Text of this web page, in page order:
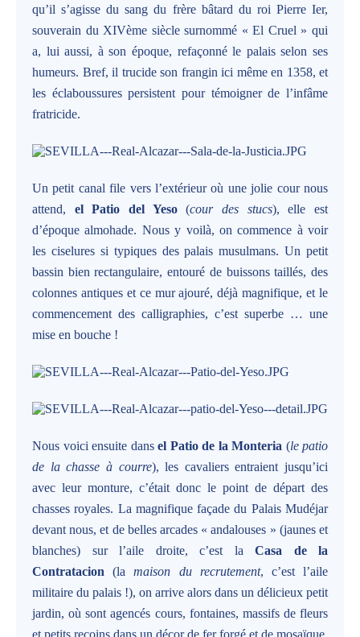
qu’il s’agisse du sang du frère bâtard du roi Pierre Ier,
souverain du XIVème siècle surnommé « El Cruel » qui
a, lui aussi, à son époque, refaçonné le palais selon ses
humeurs. Bref, il trucide son frangin ici même en 1358, et
les éclaboussures persistent pour témoigner de l’infâme
fratricide.
Un petit canal file vers l’extérieur où une jolie cour nous
attend, el Patio del Yeso(cour des stucs), elle est
d’époque almohade. Nous y voilà, on commence à voir
les ciselures si typiques des palais musulmans. Un petit
bassin bien rectangulaire, entouré de buissons taillés, des
colonnes antiques et ce mur ajouré, déjà magnifique, et le
commencement des calligraphies, c’est superbe … une
mise en bouche !
Nous voici ensuite dans el Patio de la Monteria (le patio
de la chasse à courre), les cavaliers entraient jusqu’ici
avec leur monture, c’était donc le point de départ des
chasses royales. La magnifique façade du Palais Mudéjar
devant nous, et de belles arcades « andalouses » (jaunes et
blanches) sur l’aile droite, c’est la Casa de la
Contratacion (lamaison du recrutement, c’est l’aile
militaire du palais !), on arrive alors dans un délicieux petit
jardin, où sont agencés cours, fontaines, massifs de fleurs
et petits recoins dans un décor de fer forgé et de mosaïque.